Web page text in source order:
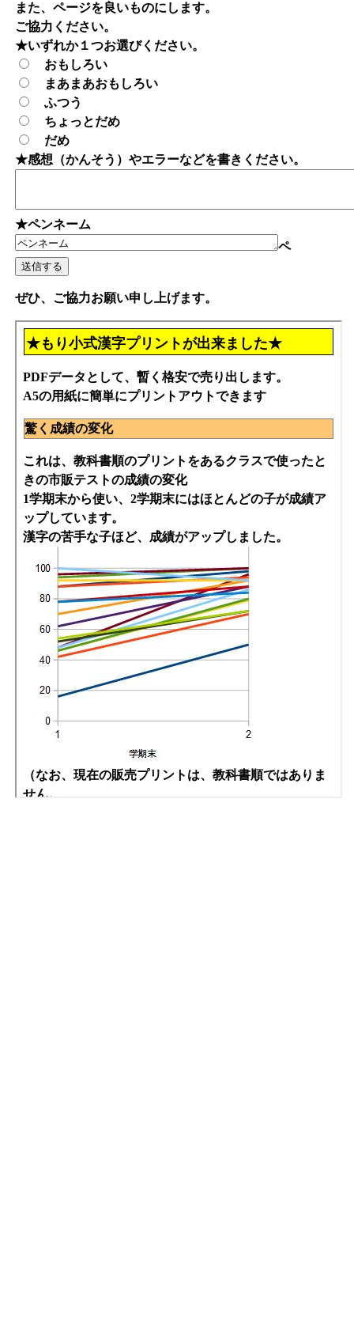
また、ページを良いものにします。
ご協力ください。
★いずれか１つお選びください。
おもしろい
まあまあおもしろい
ふつう
ちょっとだめ
だめ
★感想（かんそう）やエラーなどを書きください。
★ペンネーム
ペ
ぜひ、ご協力お願い申し上げます。